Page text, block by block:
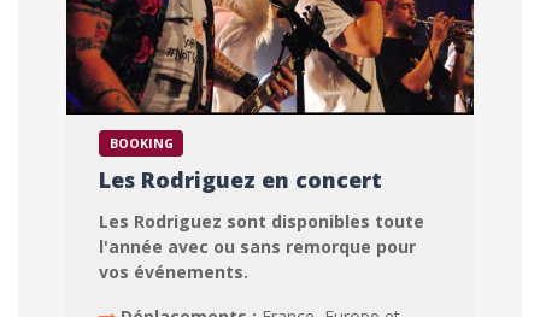
BOOKING
Les Rodriguez en concert
Les Rodriguez sont disponibles toute
l'année avec ou sans remorque pour
vos événements.